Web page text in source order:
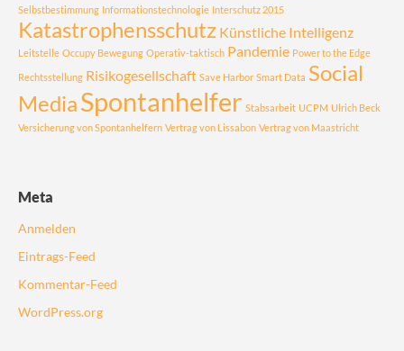
Selbstbestimmung Informationstechnologie Interschutz 2015
Katastrophensschutz Künstliche Intelligenz
Leitstelle Occupy Bewegung Operativ-taktisch Pandemie Power to the Edge
Rechtsstellung Risikogesellschaft Save Harbor Smart Data Social
MediaSpontanhelfer Stabsarbeit UCPM Ulrich Beck
Versicherung von Spontanhelfern Vertrag von Lissabon Vertrag von Maastricht
Meta
Anmelden
Eintrags-Feed
Kommentar-Feed
WordPress.org